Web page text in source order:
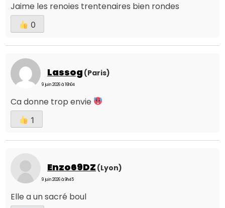
Jaime les renoies trentenaires bien rondes
0
Lassog (Paris)
9 juin 2026 à 16h04
Ca donne trop envie
1
Enzo69DZ (Lyon)
9 juin 2026 à 9h45
Elle a un sacré boul